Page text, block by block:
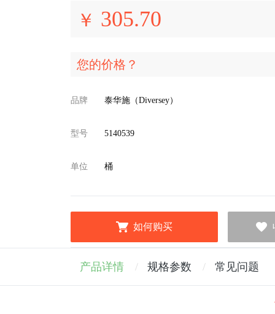
￥ 305.70
您的价格？
品牌 泰华施（Diversey）
型号 5140539
单位 桶
如何购买
产品详情 规格参数 常见问题
注：